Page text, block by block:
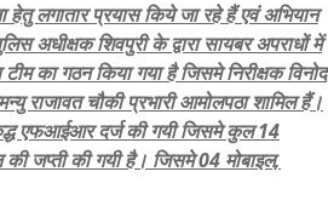
हेतु लगातार प्रयास किये जा रहे हैं एवं अभियान
अधीक्षक शिवपुरी के द्वारा सायबर अपराधों में
का गठन किया गया है जिसमे निरीक्षक विनोद
राजावत चौकी प्रभारी आमोलपठा शामिल हैं।
एफआईआर दर्ज की गयी जिसमे कुल 14
जप्ती की गयी है। जिसमे 04 मोबाइल,